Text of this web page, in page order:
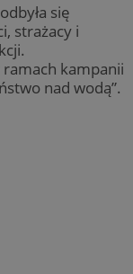
się
strażacy i
ramach kampanii
nad wodą”.